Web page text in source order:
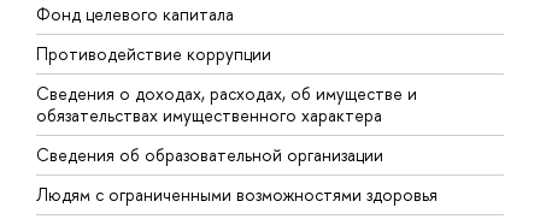
Фонд целевого капитала
Противодействие коррупции
Сведения о доходах, расходах, об имуществе и
обязательствах имущественного характера
Сведения об образовательной организации
Людям с ограниченными возможностями здоровья